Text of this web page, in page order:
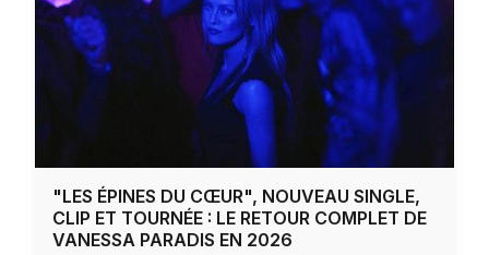
"LES ÉPINES DU CŒUR", NOUVEAU SINGLE,
CLIP ET TOURNÉE : LE RETOUR COMPLET DE
VANESSA PARADIS EN 2026